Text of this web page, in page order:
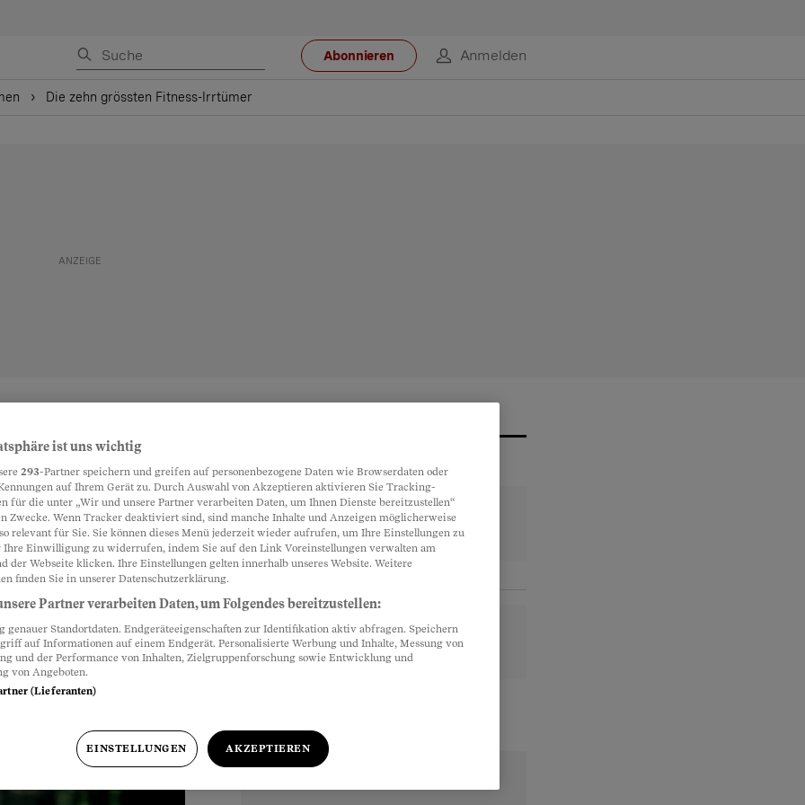
Abonnieren Anmelden
Die zehn grössten Fitness-Irrtümer
Irrtümer
denn richtig macht.
ist uns wichtig
293-Partner speichern und greifen auf personenbezogene Daten wie Browserdaten oder
auf Ihrem Gerät zu. Durch Auswahl von Akzeptieren aktivieren Sie Tracking-
für die unter „Wir und unsere Partner verarbeiten Daten, um Ihnen Dienste bereitzustellen“
Zwecke. Wenn Tracker deaktiviert sind, sind manche Inhalte und Anzeigen möglicherweise
relevant für Sie. Sie können dieses Menü jederzeit wieder aufrufen, um Ihre Einstellungen zu
Ihre Einwilligung zu widerrufen, indem Sie auf den Link Voreinstellungen verwalten am
der Webseite klicken. Ihre Einstellungen gelten innerhalb unseres Website. Weitere
finden Sie in unserer Datenschutzerklärung.
Partner verarbeiten Daten, um Folgendes bereitzustellen:
genauer Standortdaten. Endgeräteeigenschaften zur Identifikation aktiv abfragen. Speichern
auf Informationen auf einem Endgerät. Personalisierte Werbung und Inhalte, Messung von
und der Performance von Inhalten, Zielgruppenforschung sowie Entwicklung und
von Angeboten.
(Lieferanten)
EINSTELLUNGEN AKZEPTIEREN